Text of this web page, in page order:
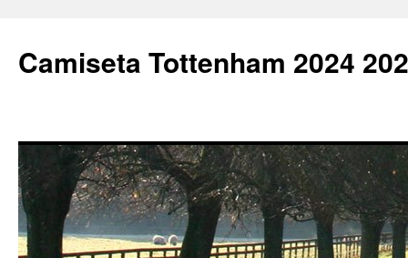
Camiseta Tottenham 2024